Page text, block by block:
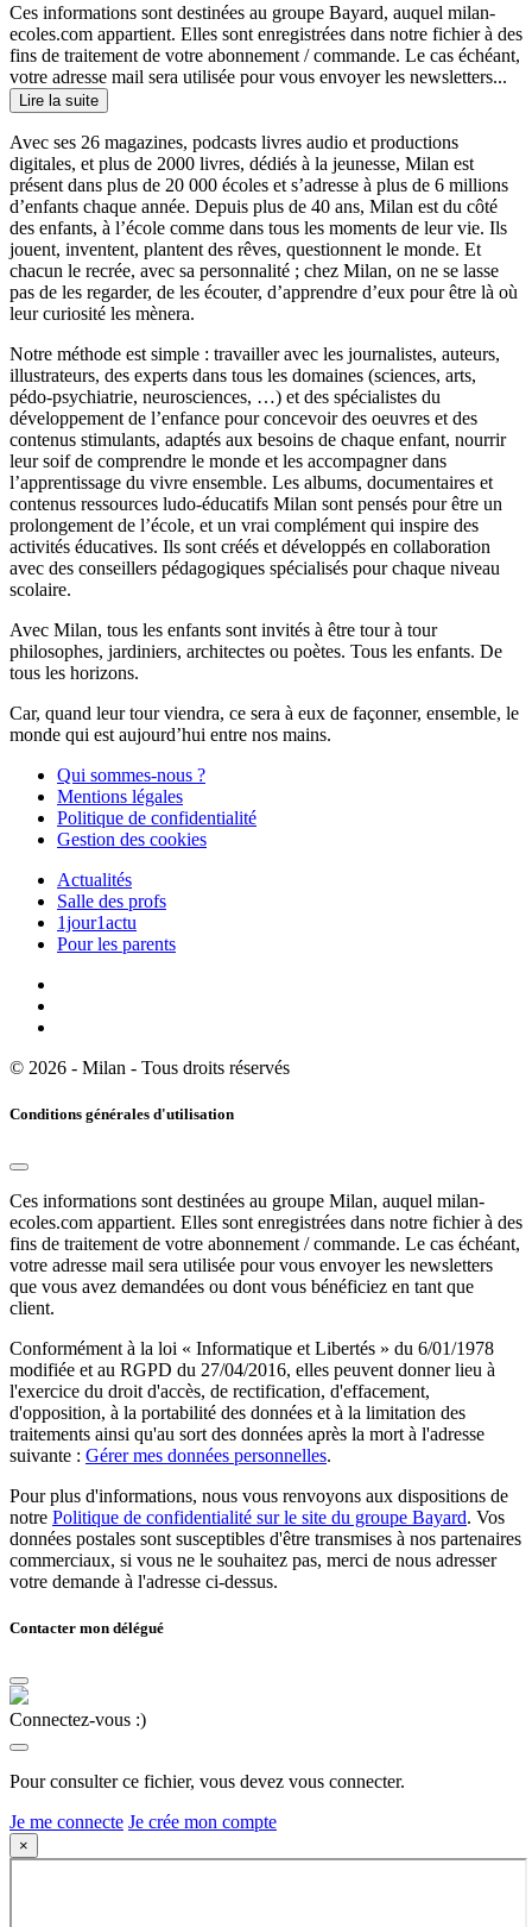
Ces informations sont destinées au groupe Bayard, auquel milan-
ecoles.com appartient. Elles sont enregistrées dans notre fichier à des
fins de traitement de votre abonnement / commande. Le cas échéant,
votre adresse mail sera utilisée pour vous envoyer les newsletters...
Lire la suite
Avec ses 26 magazines, podcasts livres audio et productions
digitales, et plus de 2000 livres, dédiés à la jeunesse, Milan est
présent dans plus de 20 000 écoles et s’adresse à plus de 6 millions
d’enfants chaque année. Depuis plus de 40 ans, Milan est du côté
des enfants, à l’école comme dans tous les moments de leur vie. Ils
jouent, inventent, plantent des rêves, questionnent le monde. Et
chacun le recrée, avec sa personnalité ; chez Milan, on ne se lasse
pas de les regarder, de les écouter, d’apprendre d’eux pour être là où
leur curiosité les mènera.
Notre méthode est simple : travailler avec les journalistes, auteurs,
illustrateurs, des experts dans tous les domaines (sciences, arts,
pédo-psychiatrie, neurosciences, …) et des spécialistes du
développement de l’enfance pour concevoir des oeuvres et des
contenus stimulants, adaptés aux besoins de chaque enfant, nourrir
leur soif de comprendre le monde et les accompagner dans
l’apprentissage du vivre ensemble. Les albums, documentaires et
contenus ressources ludo-éducatifs Milan sont pensés pour être un
prolongement de l’école, et un vrai complément qui inspire des
activités éducatives. Ils sont créés et développés en collaboration
avec des conseillers pédagogiques spécialisés pour chaque niveau
scolaire.
Avec Milan, tous les enfants sont invités à être tour à tour
philosophes, jardiniers, architectes ou poètes. Tous les enfants. De
tous les horizons.
Car, quand leur tour viendra, ce sera à eux de façonner, ensemble, le
monde qui est aujourd’hui entre nos mains.
Qui sommes-nous ?
Mentions légales
Politique de confidentialité
Gestion des cookies
Actualités
Salle des profs
1jour1actu
Pour les parents
© 2026 - Milan - Tous droits réservés
Conditions générales d'utilisation
Ces informations sont destinées au groupe Milan, auquel milan-
ecoles.com appartient. Elles sont enregistrées dans notre fichier à des
fins de traitement de votre abonnement / commande. Le cas échéant,
votre adresse mail sera utilisée pour vous envoyer les newsletters
que vous avez demandées ou dont vous bénéficiez en tant que
client.
Conformément à la loi « Informatique et Libertés » du 6/01/1978
modifiée et au RGPD du 27/04/2016, elles peuvent donner lieu à
l'exercice du droit d'accès, de rectification, d'effacement,
d'opposition, à la portabilité des données et à la limitation des
traitements ainsi qu'au sort des données après la mort à l'adresse
suivante : Gérer mes données personnelles.
Pour plus d'informations, nous vous renvoyons aux dispositions de
notre Politique de confidentialité sur le site du groupe Bayard. Vos
données postales sont susceptibles d'être transmises à nos partenaires
commerciaux, si vous ne le souhaitez pas, merci de nous adresser
votre demande à l'adresse ci-dessus.
Contacter mon délégué
Connectez-vous :)
Pour consulter ce fichier, vous devez vous connecter.
Je me connecte Je crée mon compte
×